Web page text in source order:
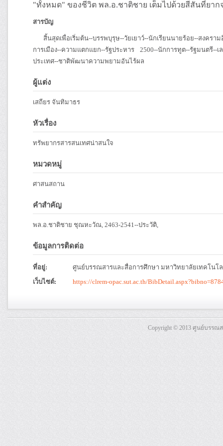
"ทั้งหมด" ของชีวิต พล.อ.ชาติชาย เต็มไปด้วยสีสันที่ยาก
สารบัญ
สิ้นสุดเพื่อเริ่มต้น--บรรพบุรุษ--วัยเยาว์--นักเรียนนายร้อย--สงคราม
การเมือง--ความแตกแยก--รัฐประหาร 2500--นักการทูต--รัฐมนตรี
ประเทศ--ชาติพัฒนาความพยามอันไร้ผล
ผู้แต่ง
เสถียร จันทิมาธร
หัวเรื่อง
ทรัพยากรสารสนเทศน่าสนใจ
หมวดหมู่
ศาสนสถาน
คำสำคัญ
พล.อ.ชาติชาย ชุณหะวัณ, 2463-2541--ประวัติ,
ข้อมูลการติดต่อ
ที่อยู่:
ศูนย์บรรณสารและสื่อการศึกษา มหาวิทยาลัยเทคโนโ
เว็บไซต์:
https://clrem-opac.sut.ac.th/
Copyright © 2013 ศูนย์บรร